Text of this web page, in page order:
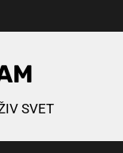
SVET